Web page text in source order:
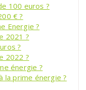
100 euros ?
€ ?
Energie ?
2021 ?
?
2022 ?
énergie ?
la prime énergie ?